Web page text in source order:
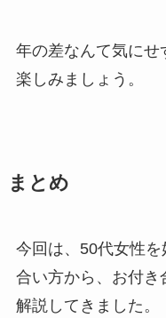
年の差なんて気にせ
楽しみましょう。
まとめ
今回は、50代女性
合い方から、お付
解説してきました。